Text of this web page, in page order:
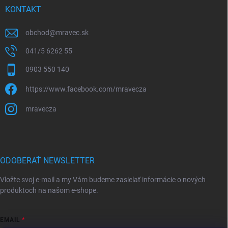
KONTAKT
obchod@mravec.sk
041/5 6262 55
0903 550 140
https://www.facebook.com/mravecza
mravecza
ODOBERAŤ NEWSLETTER
Vložte svoj e-mail a my Vám budeme zasielať informácie o nových
produktoch na našom e-shope.
EMAIL